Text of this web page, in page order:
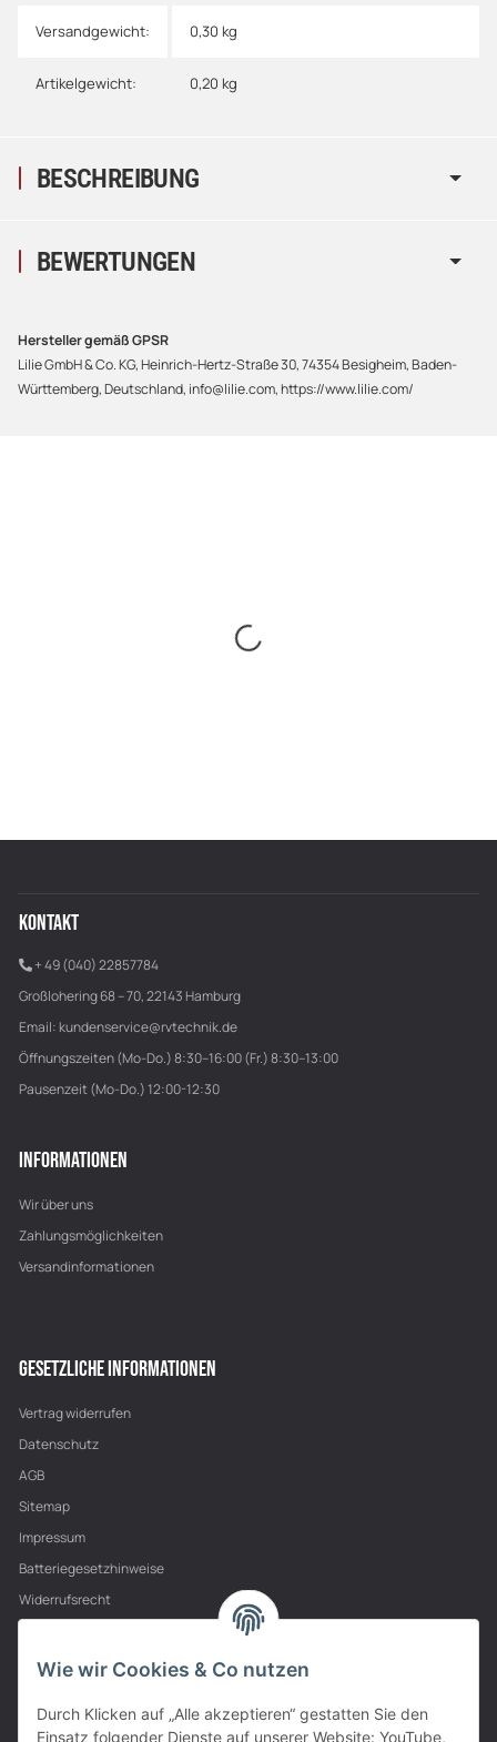
Versandgewicht: 0,30 kg
Artikelgewicht: 0,20 kg
BESCHREIBUNG
BEWERTUNGEN
Hersteller gemäß GPSR
Lilie GmbH & Co. KG, Heinrich-Hertz-Straße 30, 74354 Besigheim, Baden-
Württemberg, Deutschland, info@lilie.com, https://www.lilie.com/
KONTAKT
+ 49 (040) 22857784
Großlohering 68 – 70, 22143 Hamburg
Email: kundenservice@rvtechnik.de
Öffnungszeiten (Mo-Do.) 8:30–16:00 (Fr.) 8:30–13:00
Pausenzeit (Mo-Do.) 12:00-12:30
INFORMATIONEN
Wir über uns
Zahlungsmöglichkeiten
Versandinformationen
GESETZLICHE INFORMATIONEN
Vertrag widerrufen
Datenschutz
AGB
Sitemap
Impressum
Batteriegesetzhinweise
Widerrufsrecht
PARTNER
Wie wir Cookies & Co nutzen
Durch Klicken auf „Alle akzeptieren“ gestatten Sie den
Einsatz folgender Dienste auf unserer Website: YouTube,